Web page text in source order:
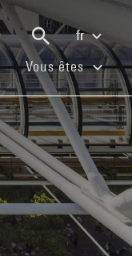
fr
(current)Vous êtes